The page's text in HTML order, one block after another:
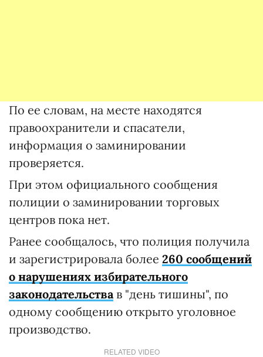
По ее словам, на месте находятся
правоохранители и спасатели,
информация о заминировании
проверяется.
При этом официального сообщения
полиции о заминировании торговых
центров пока нет.
Ранее сообщалось, что полиция получила
и зарегистрировала более 260 сообщений
о нарушениях избирательного
законодательствав "день тишины", по
одному сообщению открыто уголовное
производство.
RELATED VIDEO